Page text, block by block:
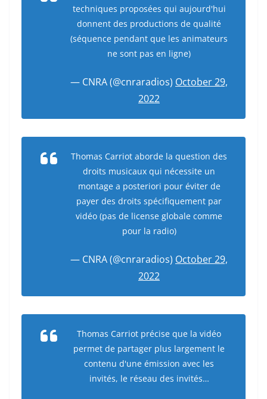
techniques proposées qui aujourd'hui
donnent des productions de qualité
(séquence pendant que les animateurs
ne sont pas en ligne)
— CNRA (@cnraradios) October 29,
2022
Thomas Carriot aborde la question des
droits musicaux qui nécessite un
montage a posteriori pour éviter de
payer des droits spécifiquement par
vidéo (pas de license globale comme
pour la radio)
— CNRA (@cnraradios) October 29,
2022
Thomas Carriot précise que la vidéo
permet de partager plus largement le
contenu d'une émission avec les
invités, le réseau des invités…